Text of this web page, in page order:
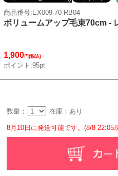
商品番号:EX009-70-RB04
ボリュームアップ毛束70cm -
1,900円(税込)
ポイント:95pt
数量： 在庫：あり
8月10日に発送可能です。(8/8 22:05